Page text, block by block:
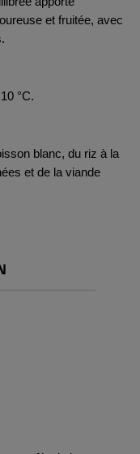
et fruitée, avec
°C.
blanc, du riz à la
et de la viande